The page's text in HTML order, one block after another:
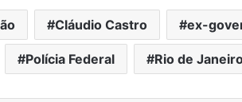
Cláudio Castro ex-
Polícia Federal Rio de